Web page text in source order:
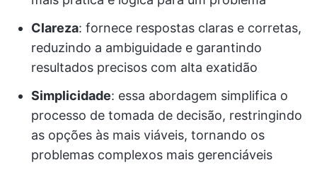
Clareza: fornece respostas claras e corretas,
reduzindo a ambiguidade e garantindo
resultados precisos com alta exatidão
Simplicidade: essa abordagem simplifica o
processo de tomada de decisão, restringindo
as opções às mais viáveis, tornando os
problemas complexos mais gerenciáveis